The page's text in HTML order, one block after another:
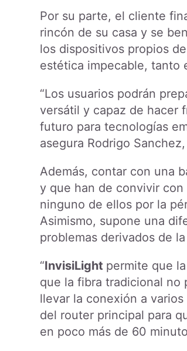
Por su parte, el cliente
rincón de su casa y se
los dispositivos propios
estética impecable, tanto
“Los usuarios podrán
versátil y capaz de hacer
futuro para tecnologías
asegura Rodrigo
Además, contar con una
y que han de convivir
ninguno de ellos por la
Asimismo, supone una
problemas derivados de
“InvisiLight permite que
que la fibra tradicional no
llevar la conexión a
del router principal para
en poco más de 60